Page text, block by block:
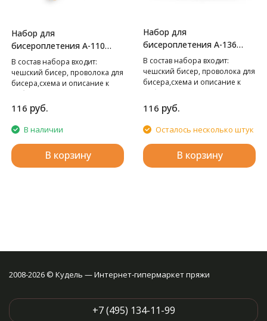
Набор для
бисероплетения А-110
Лось,
В cостав набора входит:
чешский бисер, проволока для
бисера,схема и описание к
работе.
116 руб.
В наличии
В корзину
Набор для
бисероплетения А-136
Жираф,
В cостав набора входит:
чешский бисер, проволока для
бисера,схема и описание к
работе.
116 руб.
Осталось несколько штук
В корзину
2008-2026 © Кудель — Интернет-гипермаркет пряжи
+7 (495) 134-11-99